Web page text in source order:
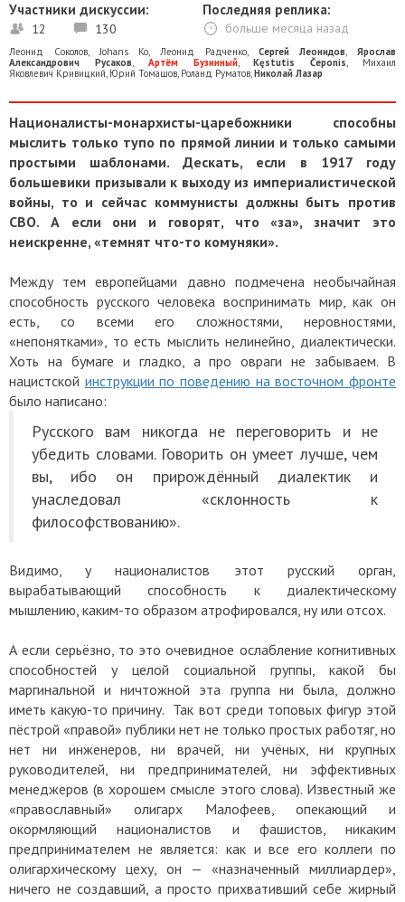
Участники дискуссии:
12 130
Последняя реплика:
больше месяца назад
Леонид Соколов,Johans Ko, Леонид Радченко, Сергей Леонидов, Ярослав
Александрович Русаков, Артём Бузинный,Kęstutis Čeponis, Михаил
Яковлевич Кривицкий, Юрий Томашов, Роланд Руматов,Николай Лазар
Националисты-монархисты-царебожники способны
мыслить только тупо по прямой линии и только самыми
простыми шаблонами. Дескать, если в 1917 году
большевики призывали к выходу из империалистической
войны, то и сейчас коммунисты должны быть против
СВО. А если они и говорят, что «за», значит это
неискренне, «темнят что-то комуняки».
Между тем европейцами давно подмечена необычайная
способность русского человека воспринимать мир, как он
есть, со всеми его сложностями, неровностями,
«непонятками», то есть мыслить нелинейно, диалектически.
Хоть на бумаге и гладко, а про овраги не забываем. В
нацистской инструкции по поведению на восточном фронте
было написано:
Русского вам никогда не переговорить и не
убедить словами. Говорить он умеет лучше, чем
вы, ибо он прирождённый диалектик и
унаследовал «склонность к
философствованию».
Видимо, у националистов этот русский орган,
вырабатывающий способность к диалектическому
мышлению, каким-то образом атрофировался, ну или отсох.
А если серьёзно, то это очевидное ослабление когнитивных
способностей у целой социальной группы, какой бы
маргинальной и ничтожной эта группа ни была, должно
иметь какую-то причину. Так вот среди топовых фигур этой
пёстрой «правой» публики нет не только простых работяг, но
нет ни инженеров, ни врачей, ни учёных, ни крупных
руководителей, ни предпринимателей, ни эффективных
менеджеров (в хорошем смысле этого слова). Известный же
«православный» олигарх Малофеев, опекающий и
окормляющий националистов и фашистов, никаким
предпринимателем не является: как и все его коллеги по
олигархическому цеху, он — «назначенный миллиардер»,
ничего не создавший, а просто прихвативший себе жирный